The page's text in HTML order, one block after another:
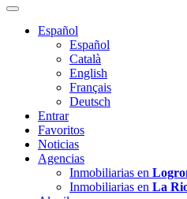
Español
Español
Català
English
Français
Deutsch
Entrar
Favoritos
Noticias
Agencias
Inmobiliarias en
Inmobiliarias en La